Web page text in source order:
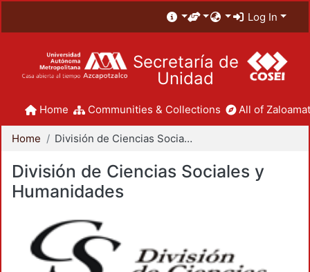
Log In
Secretaría de
Unidad
Home Communities & Collections All of
Home División de Ciencias Sociales y Humanidades
División de Ciencias Sociales y
Humanidades